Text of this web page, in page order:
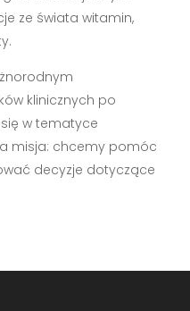
ze świata witamin,
klinicznych po
w tematyce
misja: chcemy pomóc
decyzje dotyczące